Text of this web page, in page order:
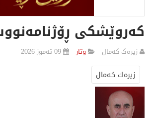
کەروێشکی
زیرەک کەمال وتار
09 تەموز 2026
زیرەك كەمال